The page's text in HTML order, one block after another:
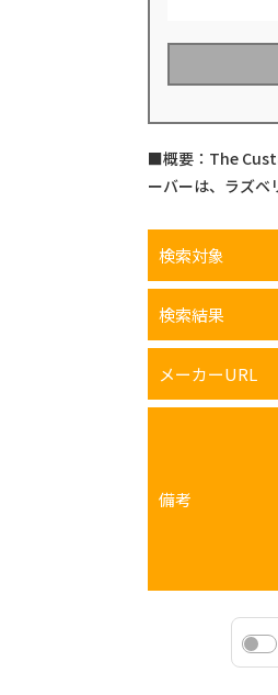
■概要：The
ーバーは、ラズベ
検索対象
検索結果
メーカーURL
備考